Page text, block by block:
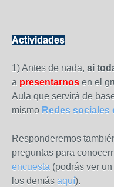
Actividades
1) Antes de nada, si
a presentarnos en el
Aula que servirá de
mismo Redes sociales
Responderemos
preguntas para
encuesta (podrás ver
los demás aquí).